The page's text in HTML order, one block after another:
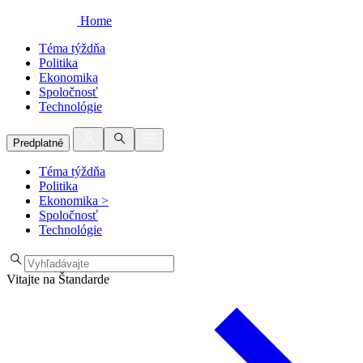
Home
Téma týždňa
Politika
Ekonomika
Spoločnosť
Technológie
Predplatné
Téma týždňa
Politika
Ekonomika >
Spoločnosť
Technológie
Vitajte na Štandarde